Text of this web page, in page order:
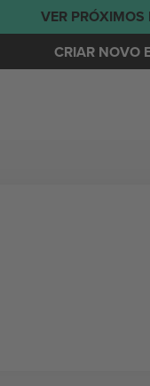
VER PRÓXIMOS
CRIAR NOVO